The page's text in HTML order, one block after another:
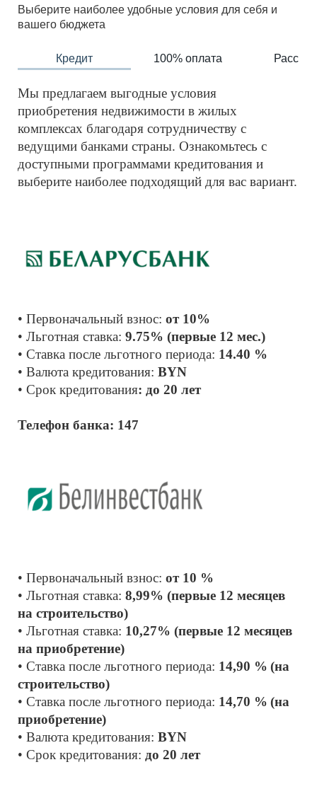
Выберите наиболее удобные условия для себя и
вашего бюджета
Кредит 100% оплата
Мы предлагаем выгодные условия
приобретения недвижимости в жилых
комплексах благодаря сотрудничеству с
ведущими банками страны. Ознакомьтесь с
доступными программами кредитования и
выберите наиболее подходящий для вас вариант.
• Первоначальный взнос: от 10%
• Льготная ставка: 9.75% (первые 12 мес.)
• Ставка после льготного периода: 14.40 %
• Валюта кредитования: BYN
• Срок кредитования: до 20 лет
Телефон банка: 147
• Первоначальный взнос: от 10 %
• Льготная ставка: 8,99% (первые 12 месяцев
на строительство)
• Льготная ставка: 10,27% (первые 12 месяцев
на приобретение)
• Ставка после льготного периода: 14,90 % (на
строительство)
• Ставка после льготного периода: 14,70 % (на
приобретение)
• Валюта кредитования: BYN
• Срок кредитования: до 20 лет